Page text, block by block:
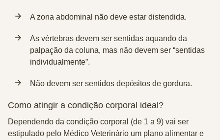
A zona abdominal não deve estar distendida.
As vértebras devem ser sentidas aquando da
palpação da coluna, mas não devem ser “sentidas
individualmente”.
Não devem ser sentidos depósitos de gordura.
Como atingir a condição corporal ideal?
Dependendo da condição corporal (de 1 a 9) vai ser
estipulado pelo Médico Veterinário um plano alimentar e